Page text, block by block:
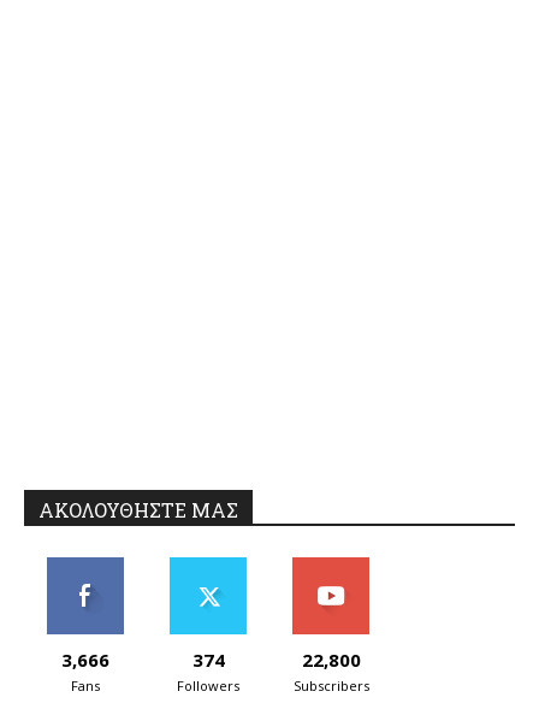
ΑΚΟΛΟΥΘΗΣΤΕ ΜΑΣ
3,666
Fans
374
Followers
22,800
Subscribers